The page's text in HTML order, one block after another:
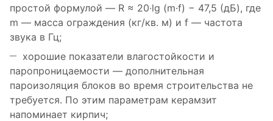
простой формулой — R ≈ 20∙lg (m·f) − 47,5 (дБ), где
m — масса ограждения (кг/кв. м) и f — частота
звука в Гц;
хорошие показатели влагостойкости и
паропроницаемости — дополнительная
пароизоляция блоков во время строительства не
требуется. По этим параметрам керамзит
напоминает кирпич;